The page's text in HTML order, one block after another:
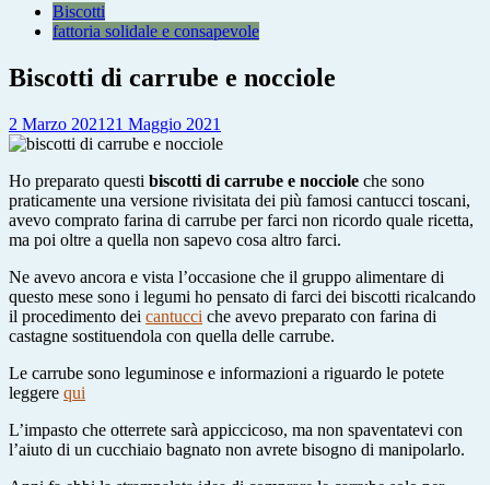
Biscotti
fattoria solidale e consapevole
Biscotti di carrube e nocciole
2 Marzo 2021 21 Maggio 2021
Ho preparato questi biscotti di carrube e nocciole che sono
praticamente una versione rivisitata dei più famosi cantucci toscani,
avevo comprato farina di carrube per farci non ricordo quale ricetta,
ma poi oltre a quella non sapevo cosa altro farci.
Ne avevo ancora e vista l’occasione che il gruppo alimentare di
questo mese sono i legumi ho pensato di farci dei biscotti ricalcando
il procedimento dei cantucci che avevo preparato con farina di
castagne sostituendola con quella delle carrube.
Le carrube sono leguminose e informazioni a riguardo le potete
leggere qui
L’impasto che otterrete sarà appiccicoso, ma non spaventatevi con
l’aiuto di un cucchiaio bagnato non avrete bisogno di manipolarlo.